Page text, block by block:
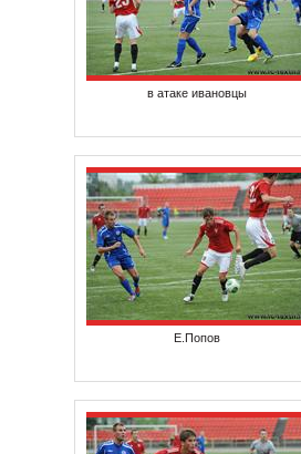
в атаке ивановцы
Е.Попов